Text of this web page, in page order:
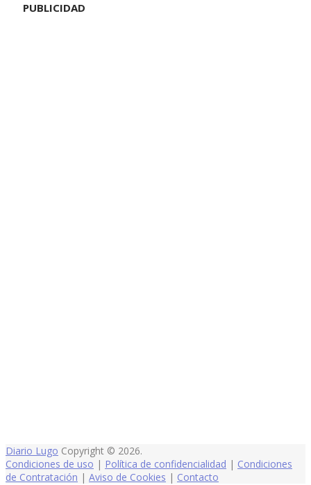
PUBLICIDAD
Diario Lugo Copyright © 2026.
Condiciones de uso | Política de confidencialidad | Condiciones
de Contratación | Aviso de Cookies | Contacto